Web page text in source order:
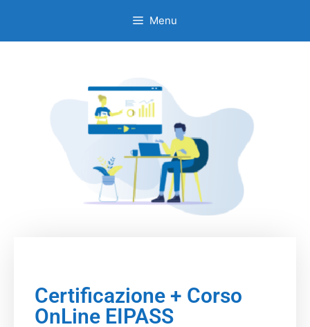
Menu
Certificazione + Corso
OnLine EIPASS